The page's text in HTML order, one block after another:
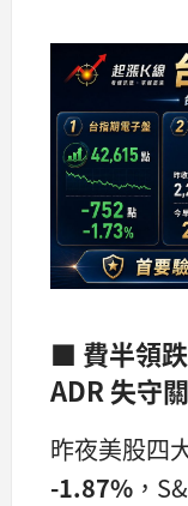
■ 費半領
ADR 失守
昨夜美股四
-1.87% ，